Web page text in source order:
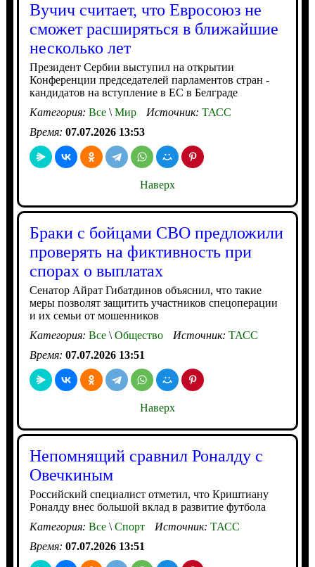
Вучич считает, что Евросоюз не
сможет расширяться в ближайшие
несколько лет
Президент Сербии выступил на открытии
Конференции председателей парламентов стран -
кандидатов на вступление в ЕС в Белграде
Категория: Все\Мир Источник: ТАСС
Время: 07.07.2026 13:53
Наверх
Браки с бойцами СВО предложили
проверять на фиктивность при
спорах о выплатах
Сенатор Айрат Гибатдинов объяснил, что такие
меры позволят защитить участников спецоперации
и их семьи от мошенников
Категория: Все\Общество Источник: ТАСС
Время: 07.07.2026 13:51
Наверх
Непомнящий сравнил Роналду с
Овечкиным
Российский специалист отметил, что Криштиану
Роналду внес большой вклад в развитие футбола
Категория: Все\Спорт Источник: ТАСС
Время: 07.07.2026 13:51